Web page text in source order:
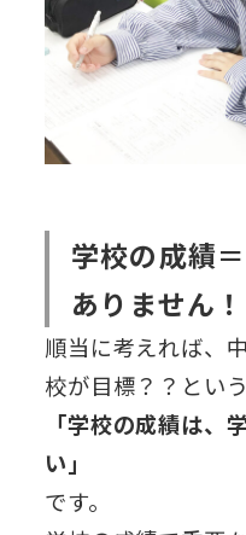
学校の成績
ありません！
順当に考えれば、
校が目標？？とい
「学校の成績は、
い」
です。